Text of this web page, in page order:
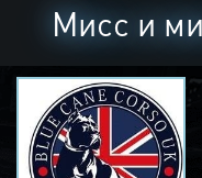
Мисс и